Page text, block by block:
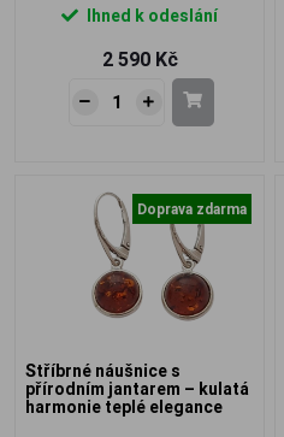
Ihned k odeslání
2 590 Kč
Doprava zdarma
Stříbrné náušnice s
přírodním jantarem – kulatá
harmonie teplé elegance